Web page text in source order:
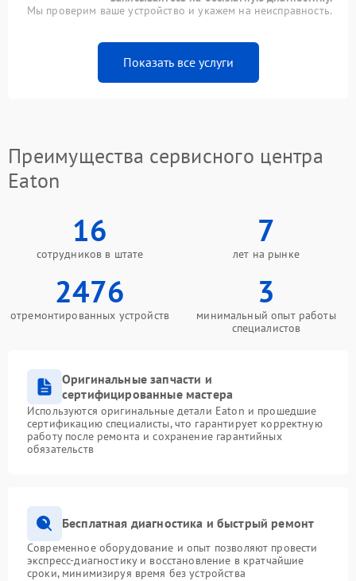
Мы проверим ваше устройство и укажем на неисправность.
Показать все услуги
Преимущества сервисного центра
Eaton
16
сотрудников в штате
7
лет на рынке
2476
отремонтированных устройств
3
минимальный опыт работы
специалистов
Оригинальные запчасти и
сертифицированные мастера
Используются оригинальные детали Eaton и прошедшие
сертификацию специалисты, что гарантирует корректную
работу после ремонта и сохранение гарантийных
обязательств
Бесплатная диагностика и быстрый ремонт
Современное оборудование и опыт позволяют провести
экспресс-диагностику и восстановление в кратчайшие
сроки, минимизируя время без устройства